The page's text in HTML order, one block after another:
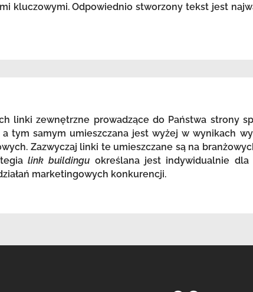
kluczowymi. Odpowiednio stworzony tekst jest
linki zewnętrzne prowadzące do Państwa strony
tym samym umieszczana jest wyżej w wynikach
Zazwyczaj linki te umieszczane są na
link buildingu określana jest indywidualnie dla
marketingowych konkurencji.